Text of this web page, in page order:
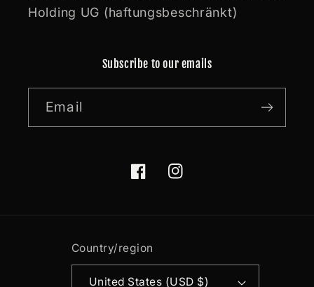
Holding UG (haftungsbeschränkt)
Subscribe to our emails
Email
FacebookInstagram
Country/region
United States (USD $)